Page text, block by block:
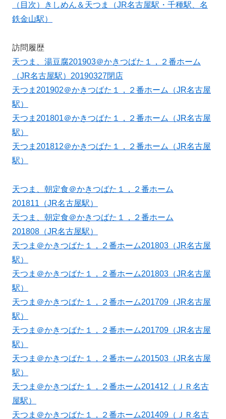
（目次）きしめん＆天つま（JR名古屋駅・千種駅、名
鉄金山駅）
訪問履歴
天つま、湯豆腐201903＠かきつばた１，２番ホーム
（JR名古屋駅）20190327閉店
天つま201902＠かきつばた１，２番ホーム（JR名古屋
駅）
天つま201801＠かきつばた１，２番ホーム（JR名古屋
駅）
天つま201812＠かきつばた１，２番ホーム（JR名古屋
駅）
天つま、朝定食＠かきつばた１，２番ホーム
201811（JR名古屋駅）
天つま、朝定食＠かきつばた１，２番ホーム
201808（JR名古屋駅）
天つま＠かきつばた１，２番ホーム201803（JR名古屋
駅）
天つま＠かきつばた１，２番ホーム201803（JR名古屋
駅）
天つま＠かきつばた１，２番ホーム201709（JR名古屋
駅）
天つま＠かきつばた１，２番ホーム201709（JR名古屋
駅）
天つま＠かきつばた１，２番ホーム201503（JR名古屋
駅）
天つま＠かきつばた１，２番ホーム201412（ＪＲ名古
屋駅）
天つま＠かきつばた１，２番ホーム201409（ＪＲ名古